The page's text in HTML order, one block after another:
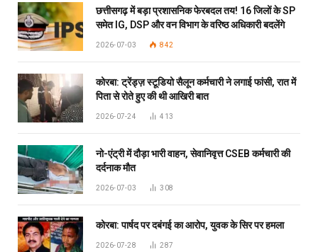
छत्तीसगढ़ में बड़ा प्रशासनिक फेरबदल तय! 16 जिलों के SP
समेत IG, DSP और वन विभाग के वरिष्ठ अधिकारी बदलेंगे
2026-07-03 842
कोरबा: ट्रेंड्ज़ स्टूडियो सैलून कर्मचारी ने लगाई फांसी, रात में
पिता से रोते हुए की थी आखिरी बात
2026-07-24 413
नो-एंट्री में दौड़ा भारी वाहन, सेवानिवृत्त CSEB कर्मचारी की
दर्दनाक मौत
2026-07-03 308
कोरबा: पार्षद पर दबंगई का आरोप, युवक के सिर पर हमला
2026-07-28 287